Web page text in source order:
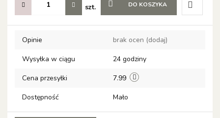
szt. DO KOSZYKA
Do
Opinie brak ocen (dodaj)
Wysyłka w ciągu 24 godziny
Cena przesyłki 7.99
Dostępność Mało